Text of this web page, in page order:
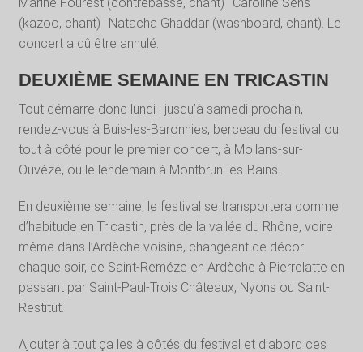
(kazoo, chant) Natacha Ghaddar (washboard, chant). Le
concert a dû être annulé.
DEUXIÈME SEMAINE EN TRICASTIN
Tout démarre donc lundi : jusqu’à samedi prochain,
rendez-vous à Buis-les-Baronnies, berceau du festival ou
tout à côté pour le premier concert, à Mollans-sur-
Ouvèze, ou le lendemain à Montbrun-les-Bains.
En deuxième semaine, le festival se transportera comme
d’habitude en Tricastin, près de la vallée du Rhône, voire
même dans l’Ardèche voisine, changeant de décor
chaque soir, de Saint-Reméze en Ardèche à Pierrelatte en
passant par Saint-Paul-Trois Châteaux, Nyons ou Saint-
Restitut.
Ajouter à tout ça les à côtés du festival et d’abord ces